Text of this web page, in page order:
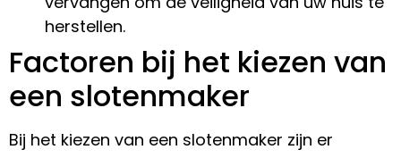
herstellen.
Factoren bij het kiezen van
een slotenmaker
Bij het kiezen van een slotenmaker zijn er